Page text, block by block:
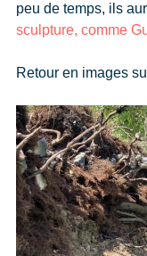
peu de temps, ils
sculpture, comme
Retour en images